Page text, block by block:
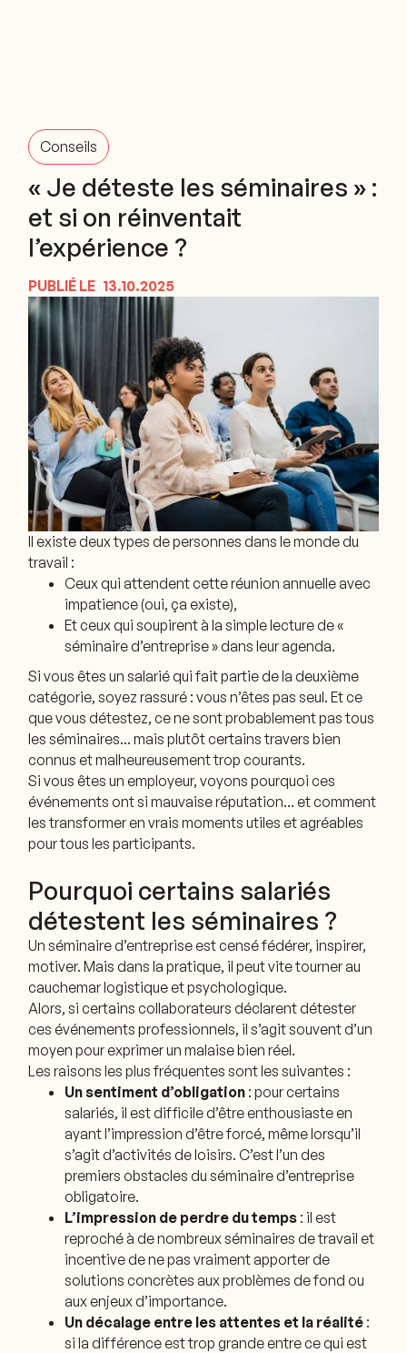
Conseils
« Je déteste les séminaires » :
et si on réinventait
l’expérience ?
PUBLIÉ LE 13.10.2025
Il existe deux types de personnes dans le monde du
travail :
Ceux qui attendent cette réunion annuelle avec
impatience (oui, ça existe),
Et ceux qui soupirent à la simple lecture de «
séminaire d’entreprise » dans leur agenda.
Si vous êtes un salarié qui fait partie de la deuxième
catégorie, soyez rassuré : vous n’êtes pas seul. Et ce
que vous détestez, ce ne sont probablement pastous
les séminaires… mais plutôt certains travers bien
connus et malheureusement trop courants.
Si vous êtes un employeur, voyons pourquoi ces
événements ont si mauvaise réputation… et comment
les transformer en vrais moments utiles et agréables
pour tous les participants.
Pourquoi certains salariés
détestent les séminaires ?
Un séminaire d’entreprise est censé fédérer, inspirer,
motiver. Mais dans la pratique, il peut vite tourner au
cauchemar logistique et psychologique.
Alors, si certains collaborateurs déclarent détester
ces événements professionnels, il s’agit souvent d’un
moyen pour exprimer un malaise bien réel.
Les raisons les plus fréquentes sont les suivantes :
Un sentiment d’obligation : pour certains
salariés, il est difficile d’être enthousiaste en
ayant l’impression d’être forcé, même lorsqu’il
s’agit d’activités de loisirs. C’est l’un des
premiers obstacles du séminaire d’entreprise
obligatoire.
L’impression de perdre du temps : il est
reproché à de nombreux séminaires de travail et
incentive de ne pas vraiment apporter de
solutions concrètes aux problèmes de fond ou
aux enjeux d’importance.
Un décalage entre les attentes et la réalité :
si la différence est trop grande entre ce qui est